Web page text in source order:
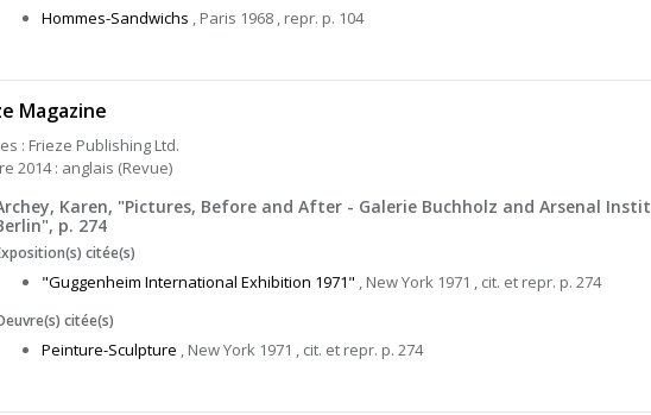
Hommes-Sandwichs , Paris 1968 , repr. p. 104
Magazine
: Frieze Publishing Ltd.
2014 : anglais (Revue)
Karen, "Pictures, Before and After - Galerie Buchholz and Arsenal
p. 274
citée(s)
"Guggenheim International Exhibition 1971" , New York 1971 , cit. et repr. p. 274
citée(s)
Peinture-Sculpture , New York 1971 , cit. et repr. p. 274